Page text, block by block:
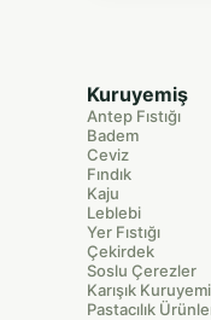
Kuruyemiş
Antep Fıstığı
Badem
Ceviz
Fındık
Kaju
Leblebi
Yer Fıstığı
Çekirdek
Soslu Çerezler
Karışık
Pastacılık